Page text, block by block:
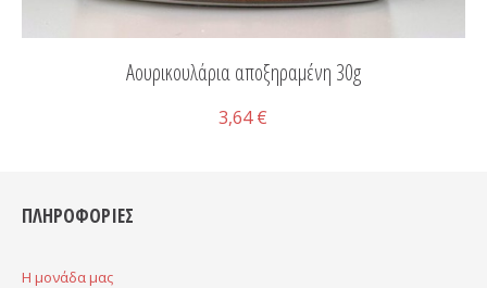
Αουρικουλάρια αποξηραμένη 30g
3,64 €
ΠΛΗΡΟΦΟΡΙΕΣ
H μονάδα μας